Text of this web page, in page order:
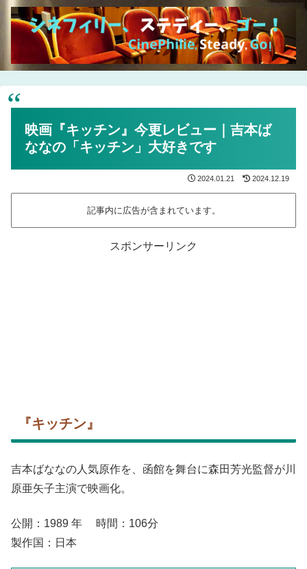
映画『キッチン』今更レビュー｜吉本ば
ななの「キッチン」大好きです
2024.01.21 2024.12.19
記事内に広告が含まれています。
スポンサーリンク
『キッチン』
吉本ばななの人気原作を、函館を舞台に森田芳光監督が川
原亜矢子主演で映画化。
公開：1989 年 時間：106分
製作国：日本